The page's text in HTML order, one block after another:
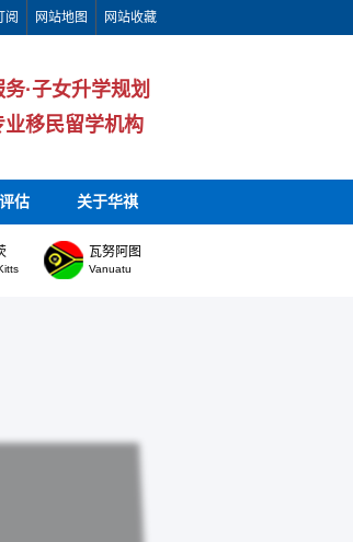
阅 网站地图 网站收藏
·子女升学规划
移民留学机构
估 关于华祺
瓦努阿图
Vanuatu